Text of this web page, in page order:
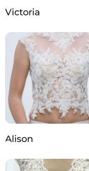
Victoria
Alison